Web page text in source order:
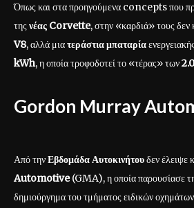
Όπως και στα προηγούμενα concepts που
της νέας Corvette, στην «καρδιά» τους δεν
V8, αλλά μιατεράστια μπαταρία
kWh, η οποία τροφοδοτεί το «τέρας» των
Gordon Murray
Από τηνΕβδομάδα Αυτοκινήτουδεν έλειψε
Automotive(GMA), η οποία παρουσίασε
δημιούργημα του τμήματος ειδικών οχημάτων